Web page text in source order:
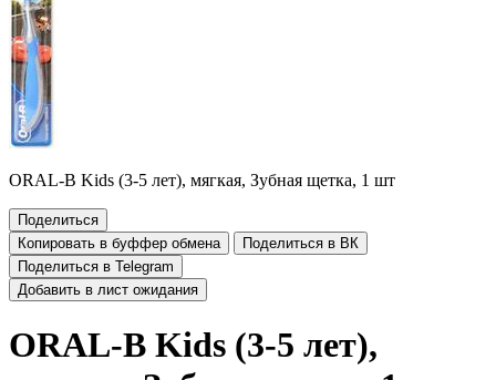
ORAL-B Kids (3-5 лет), мягкая, Зубная щетка, 1 шт
Поделиться
Копировать в буффер обмена
Поделиться в ВК
Поделиться в Telegram
Добавить в лист ожидания
ORAL-B Kids (3-5 лет),